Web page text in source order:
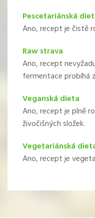
Pescetariánská
Ano, recept je čistě
Raw strava
Ano, recept
fermentace probíhá
Veganská dieta
Ano, recept je plně
živočišných složek.
Vegetariánská
Ano, recept je